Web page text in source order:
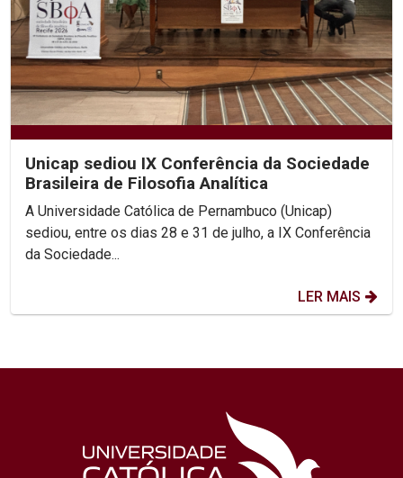
Unicap sediou IX Conferência da Sociedade
Brasileira de Filosofia Analítica
A Universidade Católica de Pernambuco (Unicap)
sediou, entre os dias 28 e 31 de julho, a IX Conferência
da Sociedade...
LER MAIS